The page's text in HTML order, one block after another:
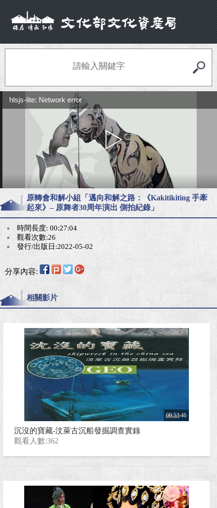
hlsjs-lite: Network error
原轉會和解小組「邁向和解之路：《Kakitikiting 手牽
起來》– 原舞者30周年演出 側拍紀錄」
時間長度: 00:27:04
觀看次數:26
發行/出版日:2022-05-02
分享內容:
相關影片
00:53:46
沉沒的寶藏-汶萊古沉船發掘調查實錄
觀看人數:362